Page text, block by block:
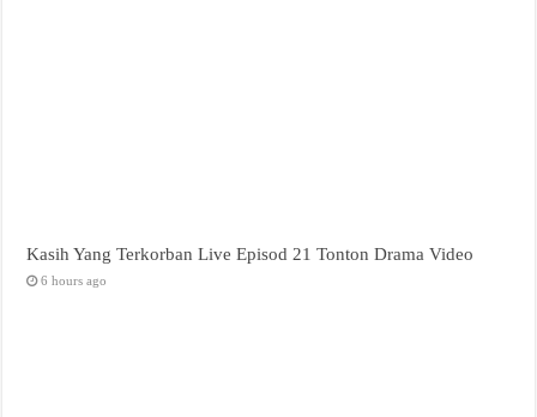
Kasih Yang Terkorban Live Episod 21 Tonton Drama Video
6 hours ago